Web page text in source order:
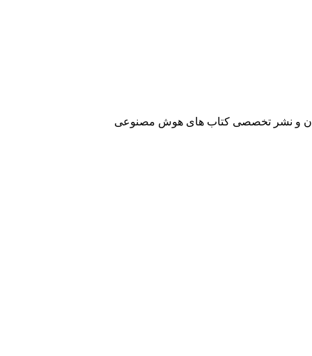
و نشر تخصصی کتاب های هوش مصنوعی